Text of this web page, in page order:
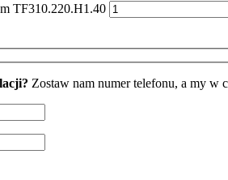
TF310.220.H1.40
Zostaw nam numer telefonu, a my w